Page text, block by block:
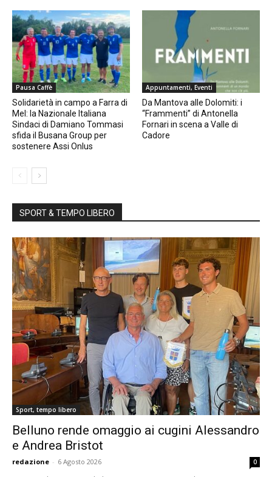
Pausa Caffè
Solidarietà in campo a Farra di
Mel: la Nazionale Italiana
Sindaci di Damiano Tommasi
sfida il Busana Group per
sostenere Assi Onlus
Appuntamenti, Eventi
Da Mantova alle Dolomiti: i
“Frammenti” di Antonella
Fornari in scena a Valle di
Cadore
SPORT & TEMPO LIBERO
Sport, tempo libero
Belluno rende omaggio ai cugini Alessandro
e Andrea Bristot
redazione - 6 Agosto 2026 0